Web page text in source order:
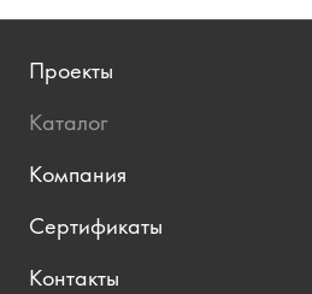
Проекты
Каталог
Компания
Сертификаты
Контакты